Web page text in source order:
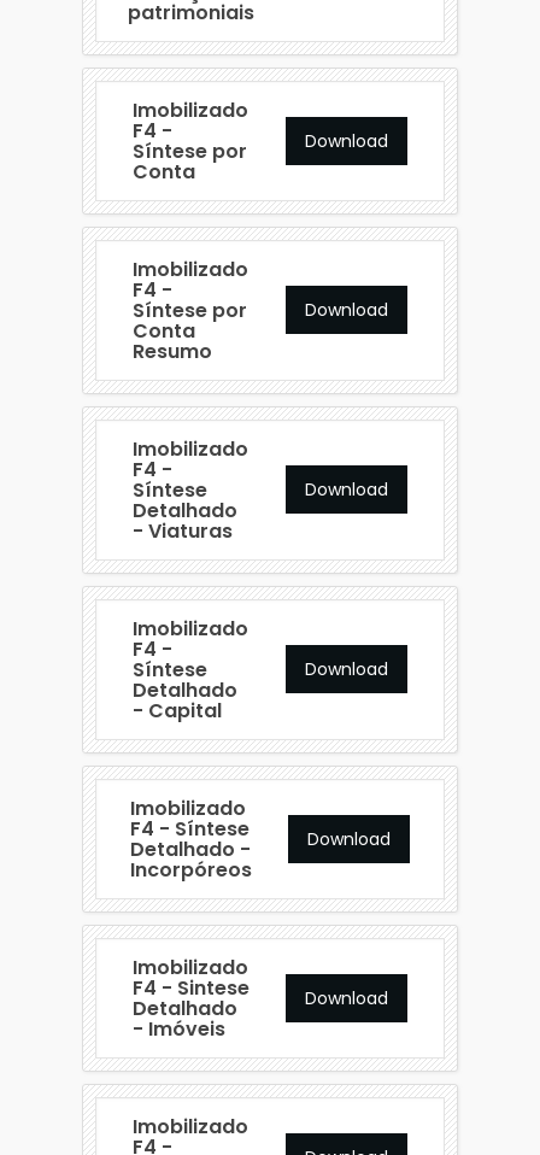
patrimoniais
Imobilizado
F4 -
Síntese por
Conta
Download
Imobilizado
F4 -
Síntese por
Conta
Resumo
Download
Imobilizado
F4 -
Síntese
Detalhado
- Viaturas
Download
Imobilizado
F4 -
Síntese
Detalhado
- Capital
Download
Imobilizado
F4 - Síntese
Detalhado -
Incorpóreos
Download
Imobilizado
F4 - Sintese
Detalhado
- Imóveis
Download
Imobilizado
F4 -